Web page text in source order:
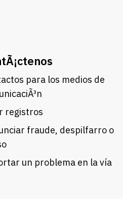
para los medios de
registros
fraude, despilfarro o
un problema en la vía